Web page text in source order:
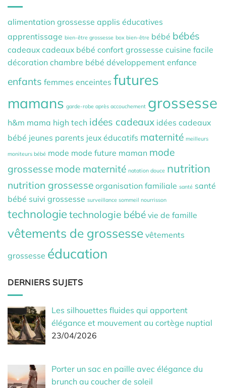
alimentation grossesse applis éducatives
apprentissage bien-être grossesse box bien-être bébé bébés
cadeaux cadeaux bébé confort grossesse cuisine facile
décoration chambre bébé développement enfance
enfants femmes enceintes futures
mamans garde-robe après accouchement grossesse
h&m mama high tech idées cadeaux idées cadeaux
bébé jeunes parents jeux éducatifs maternité meilleurs
moniteurs bébé mode mode future maman mode
grossesse mode maternité natation douce nutrition
nutrition grossesse organisation familiale santé santé
bébé suivi grossesse surveillance sommeil nourrisson
technologie technologie bébé vie de famille
vêtements de grossesse vêtements
grossesse éducation
DERNIERS SUJETS
Les silhouettes fluides qui apportent
élégance et mouvement au cortège nuptial
23/04/2026
Porter un sac en paille avec élégance du
brunch au coucher de soleil